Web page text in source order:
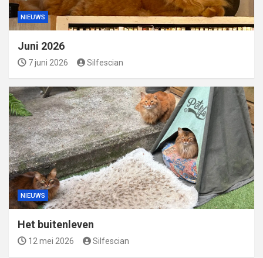
NIEUWS
Juni 2026
7 juni 2026 Silfescian
NIEUWS
Het buitenleven
12 mei 2026 Silfescian